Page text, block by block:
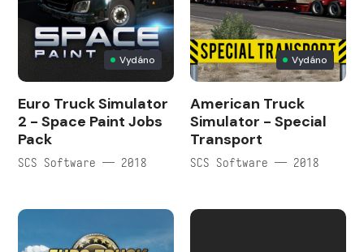
Vydáno
Euro Truck Simulator
2 - Space Paint Jobs
Pack
SCS Software — 2018
Vydáno
American Truck
Simulator - Special
Transport
SCS Software — 2018